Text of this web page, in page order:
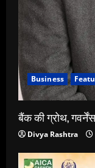
Business
बैंक की ग्रोथ,
Divya Rashtra